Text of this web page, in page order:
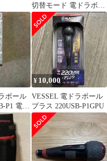
切替モード 電ドラボー
ルプラス 220USB-P1
ボール
P1 電動
¥ 10,000
VESSEL 電ドラボール
プラス 220USB-P1GPU